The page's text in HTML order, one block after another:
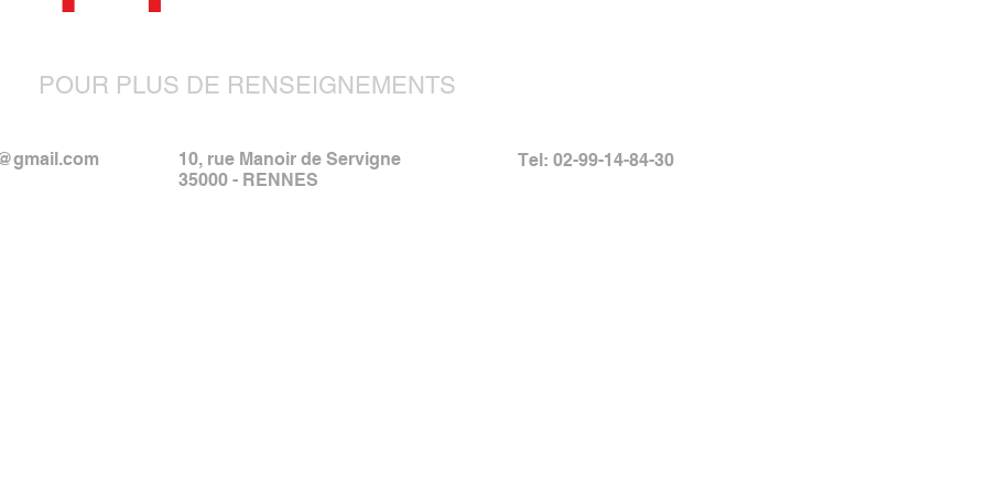
POUR PLUS DE RENSEIGNEMENTS
10, rue Manoir de Servigne
35000 - RENNES
Tel: 02-99-14-84-30